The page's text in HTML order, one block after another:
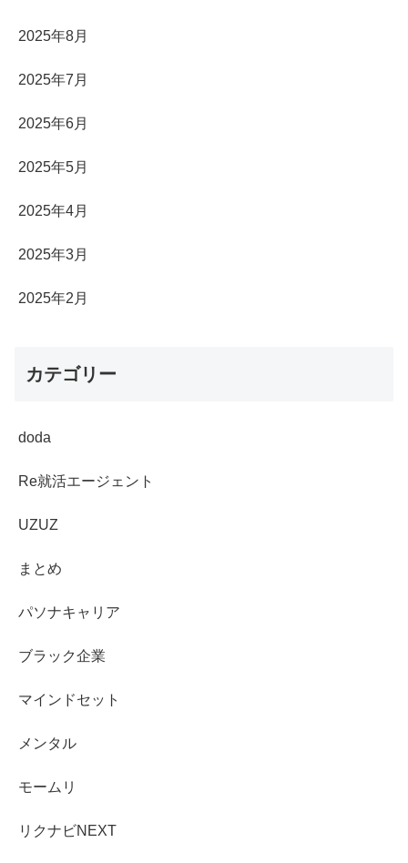
2025年8月
2025年7月
2025年6月
2025年5月
2025年4月
2025年3月
2025年2月
カテゴリー
doda
Re就活エージェント
UZUZ
まとめ
パソナキャリア
ブラック企業
マインドセット
メンタル
モームリ
リクナビNEXT